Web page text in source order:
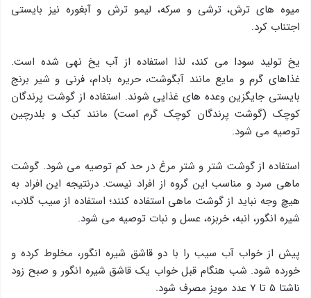
میوه های ترش، ترشی و سرکه، لیمو ترش و آبغوره نیز بایستی
اجتناب کرد.
یخ تولید سودا می کند، لذا استفاده از آب یخ نهی شده است.
غذاهای گرم و مایع مانند آبگوشت، حریره بادام، فرنی و شیر برنج
بایستی جایگزین وعده های غذایی شوند. استفاده از گوشت پرندگان
کوچک (گوشت پرندگان کوچک گرم است) مانند کبک و بلدرچین
توصیه می شود.
استفاده از گوشت شتر و شتر مرغ در حد کم توصیه می شود. گوشت
ماهی سرد و مناسب این گروه از افراد نیست. درنتیجه این افراد به
هیچ وجه نباید از گوشت ماهی استفاده کنند؛ استفاده از سیب گلاب،
شیره انگور، انبه، خربزه، عسل و نبات توصیه می شود.
پیش از خواب آب سیب را با دو قاشق شیره انگور، مخلوط کرده و
خورده شود. شب هنگام قبل خواب یک قاشق شیره انگور و صبح زود
ناشتا ۵ تا ۷ عدد مویز مصرف شود.